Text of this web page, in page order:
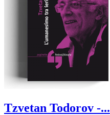
Tzvetan Todorov -...